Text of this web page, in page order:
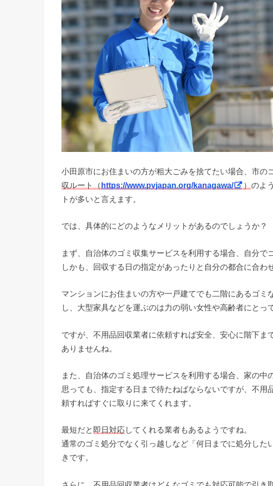
小田原市にお住まいの方が粗大ごみを捨てたい場合、市の
収ルート（https://www.pvjapan.org/kanagawa/ ） のよ
トが多いと言えます。
では、具体的にどのようなメリットがあるのでしょうか？
まず、自治体のゴミ収集サービスを利用する場合、自分で
しかも、回収する日の指定があったりと自分の都合に合わ
マンションにお住まいの方や一戸建てでも二階にあるゴミ
し、大型家具などを運ぶのは力の弱い女性や高齢者にとっ
ですが、不用品回収業者に依頼すれば安全、安心に階下ま
ありませんね。
また、自治体のゴミ処理サービスを利用する場合、家の中
思っても、指定する日まで待たねばならないですが、不用
頼すればすぐに取りに来てくれます。
最短だと 即日対応してくれる業者もあるようですね。
通常のゴミ処分でなく引っ越しなど「何日までに処分した
きです。